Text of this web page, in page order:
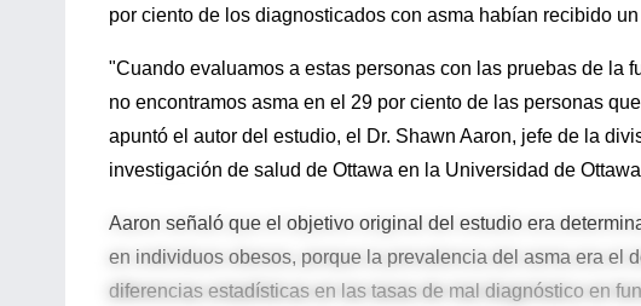
por ciento de los diagnosticados con asma habían recibido
"Cuando evaluamos a estas personas con las pruebas de la
no encontramos asma en el 29 por ciento de las personas
apuntó el autor del estudio, el Dr. Shawn Aaron, jefe de la
investigación de salud de Ottawa en la Universidad de
Aaron señaló que el objetivo original del estudio era
en individuos obesos, porque la prevalencia del asma era el
diferencias estadísticas en las tasas de mal diagnóstico en